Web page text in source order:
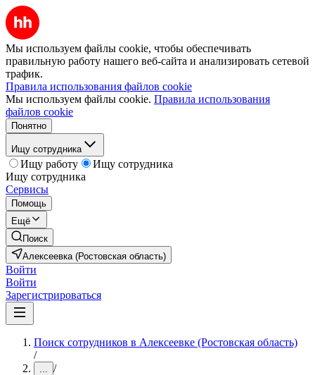
Мы используем файлы cookie, чтобы обеспечивать
правильную работу нашего веб-сайта и анализировать сетевой
трафик.
Правила использования файлов cookie
Мы используем файлы cookie. Правила использования
файлов cookie
Понятно
Ищу сотрудника
Ищу работу
Ищу сотрудника
Ищу сотрудника
Сервисы
Помощь
Ещё
Поиск
Алексеевка (Ростовская область)
Войти
Войти
Зарегистрироваться
Поиск сотрудников в Алексеевке (Ростовская область)
/
... /